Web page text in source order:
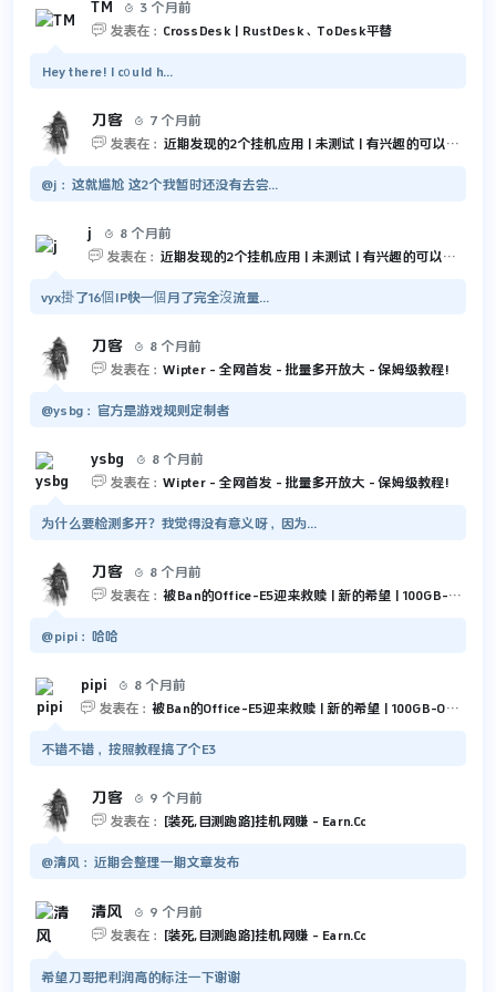
TM 
3 个月前
 发表在： CrossDesk | RustDesk、ToDesk平替
Hey there! I c᧐uld h...
刀客 
7 个月前
 发表在： 近期发现的2个挂机应用 | 未测试 | 有兴趣的可以尝试一下
@j：这就尴尬 这2个我暂时还没有去尝...
j 
8 个月前
 发表在： 近期发现的2个挂机应用 | 未测试 | 有兴趣的可以尝试一下
vyx掛了16個IP快一個月了完全沒流量...
刀客 
8 个月前
 发表在： Wipter - 全网首发 - 批量多开放大 - 保姆级教程!
@ysbg：官方是游戏规则定制者
ysbg 
8 个月前
 发表在： Wipter - 全网首发 - 批量多开放大 - 保姆级教程!
为什么要检测多开？我觉得没有意义呀，因为...
刀客 
8 个月前
 发表在： 被Ban的Office-E5迎来救赎 | 新的希望 | 100GB-Outlook 和 5TB-OneDrive
@pipi：哈哈
pipi 
8 个月前
 发表在： 被Ban的Office-E5迎来救赎 | 新的希望 | 100GB-Outlook 和 5TB-OneDrive
不错不错，按照教程搞了个E3
刀客 
9 个月前
 发表在： [装死,目测跑路]挂机网赚 - Earn.Cc
@清风：近期会整理一期文章发布
清风 
9 个月前
 发表在： [装死,目测跑路]挂机网赚 - Earn.Cc
希望刀哥把利润高的标注一下谢谢